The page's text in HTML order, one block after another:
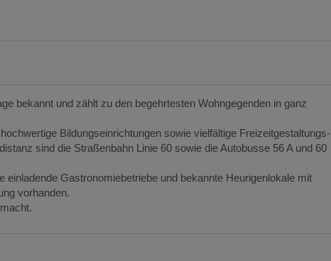
bekannt und zählt zu den begehrtesten Wohngegenden in ganz
Bildungseinrichtungen sowie vielfältige Freizeitgestaltungs-
sind die Straßenbahn Linie 60 sowie die Autobusse 56 A und 60
Gastronomiebetriebe und bekannte Heurigenlokale mit
vorhanden.